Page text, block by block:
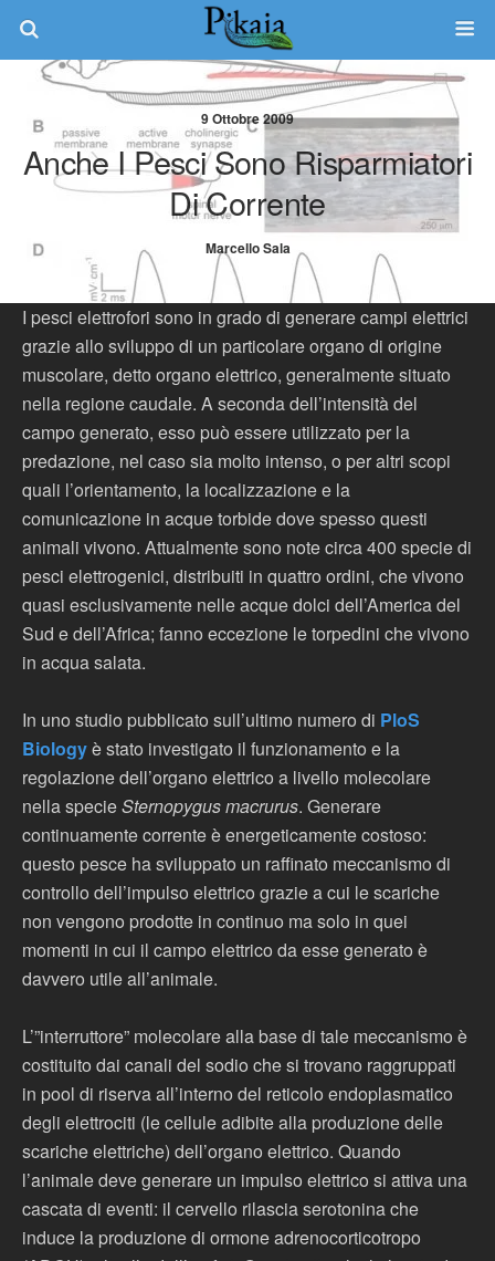
9 Ottobre 2009
Anche I Pesci Sono Risparmiatori
Di Corrente
Marcello Sala
I pesci elettrofori sono in grado di generare campi elettrici
grazie allo sviluppo di un particolare organo di origine
muscolare, detto organo elettrico, generalmente situato
nella regione caudale. A seconda dell’intensità del
campo generato, esso può essere utilizzato per la
predazione, nel caso sia molto intenso, o per altri scopi
quali l’orientamento, la localizzazione e la
comunicazione in acque torbide dove spesso questi
animali vivono. Attualmente sono note circa 400 specie di
pesci elettrogenici, distribuiti in quattro ordini, che vivono
quasi esclusivamente nelle acque dolci dell’America del
Sud e dell’Africa; fanno eccezione le torpedini che vivono
in acqua salata.
In uno studio pubblicato sull’ultimo numero di PloS
Biologyè stato investigato il funzionamento e la
regolazione dell’organo elettrico a livello molecolare
nella specieSternopygus macrurus. Generare
continuamente corrente è energeticamente costoso:
questo pesce ha sviluppato un raffinato meccanismo di
controllo dell’impulso elettrico grazie a cui le scariche
non vengono prodotte in continuo ma solo in quei
momenti in cui il campo elettrico da esse generato è
davvero utile all’animale.
L’”interruttore” molecolare alla base di tale meccanismo è
costituito dai canali del sodio che si trovano raggruppati
in pool di riserva all’interno del reticolo endoplasmatico
degli elettrociti (le cellule adibite alla produzione delle
scariche elettriche) dell’organo elettrico. Quando
l’animale deve generare un impulso elettrico si attiva una
cascata di eventi: il cervello rilascia serotonina che
induce la produzione di ormone adrenocorticotropo